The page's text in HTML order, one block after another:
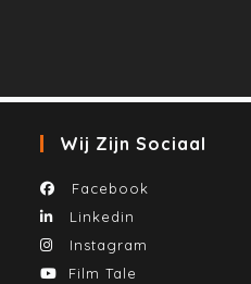
Wij Zijn Sociaal
Facebook
Linkedin
Instagram
Film Tale